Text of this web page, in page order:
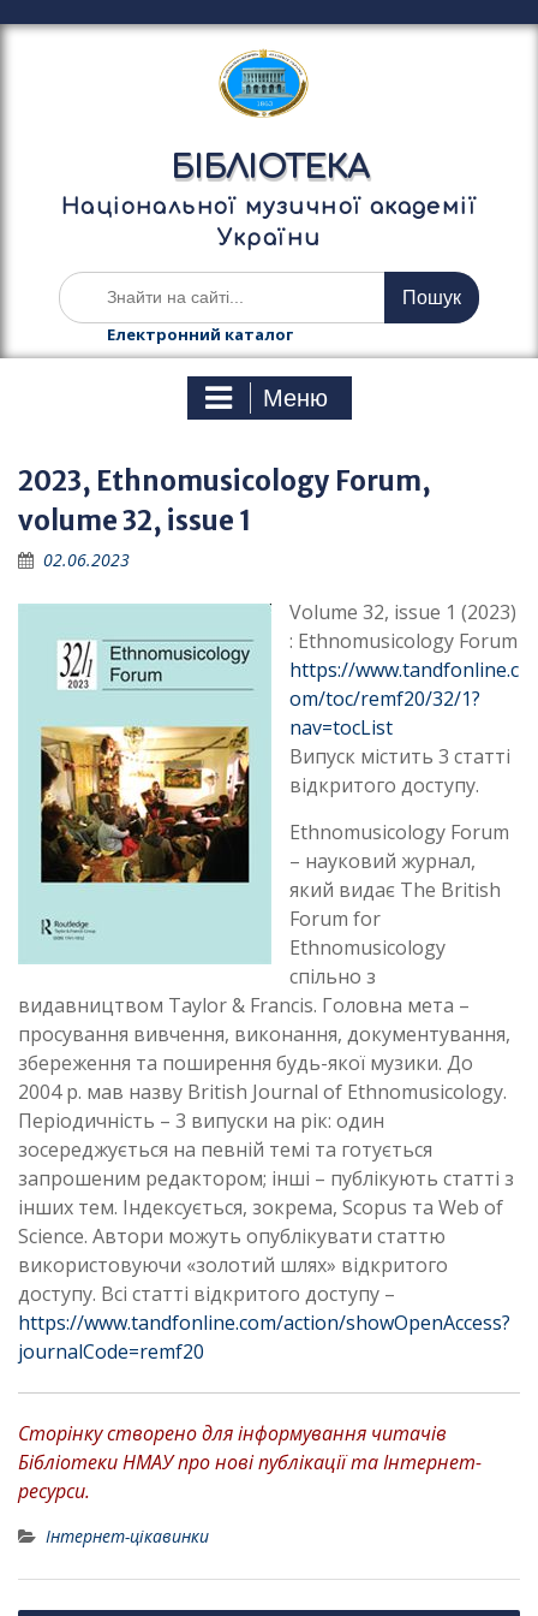
е
у
БІБЛІОТЕКА
Національної музичної академії
України
Ш
у
а
Електронний каталог
Меню
2023, Ethnomusicology Forum,
volume 32, issue 1
02.06.2023
Volume 32, issue 1 (2023)
: Ethnomusicology Forum
https://www.tandfonline.c
om/toc/remf20/32/1?
nav=tocList
Випуск містить 3 статті
відкритого доступу.
Ethnomusicology Forum
– науковий журнал,
який видає The British
Forum for
Ethnomusicology
спільно з
видавництвом Taylor & Francis. Головна мета –
просування вивчення, виконання, документування,
збереження та поширення будь-якої музики. До
2004 р. мав назву British Journal of Ethnomusicology.
Періодичність – 3 випуски на рік: один
зосереджується на певній темі та готується
запрошеним редактором; інші – публікують статті з
інших тем. Індексується, зокрема, Scopus та Web of
Science. Автори можуть опублікувати статтю
використовуючи «золотий шлях» відкритого
доступу. Всі статті відкритого доступу –
https://www.tandfonline.com/action/showOpenAccess?
journalCode=remf20
Сторінку створено для інформування читачів
Бібліотеки НМАУ про нові публікації та Інтернет-
ресурси.
Інтернет-цікавинки